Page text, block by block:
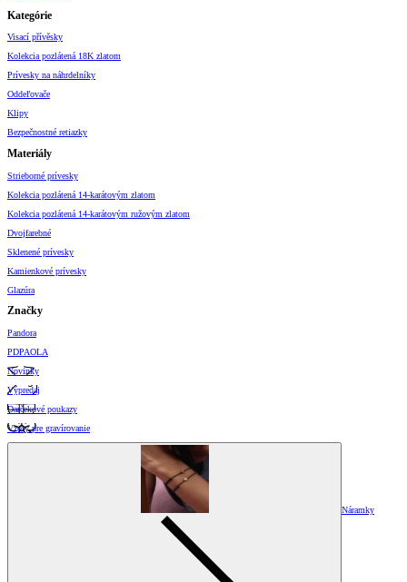
Kategórie
Visací přívěsky
Kolekcia pozlátená 18K zlatom
Prívesky na náhrdelníky
Oddeľovače
Klipy
Bezpečnostné retiazky
Materiály
Strieborné prívesky
Kolekcia pozlátená 14-karátovým zlatom
Kolekcia pozlátená 14-karátovým ružovým zlatom
Dvojfarebné
Sklenené prívesky
Kamienkové prívesky
Glazúra
Značky
Pandora
PDPAOLA
Novinky
Výpredaj
Darčekové poukazy
Vzory pre gravírovanie
Náramky